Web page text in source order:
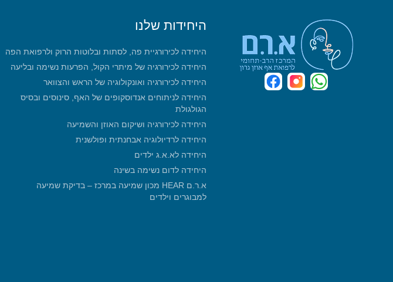
היחידות שלנו
היחידה לכירורגיית פה, לסתות ובלוטות הרוק ולרפואת הפה
היחידה לכירורגיה של מיתרי הקול, הפרעות נשימה ובליעה
היחידה לכירורגיה ואונקולוגיה של הראש והצוואר
היחידה לניתוחים אנדוסקופים של האף, סינוסים ובסיס
הגולגולת
היחידה לכירורגיה ושיקום האוזן והשמיעה
היחידה לרדיולוגיה אבחנתית ופולשנית
היחידה לא.א.ג ילדים
היחידה לדום נשימה בשינה
א.ר.ם HEAR מכון שמיעה במרכז – בדיקת שמיעה
למבוגרים וילדים